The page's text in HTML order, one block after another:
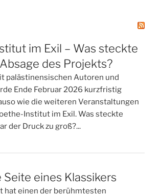
im Exil – Was steckte
des Projekts?
palästinensischen Autoren und
Ende Februar 2026 kurzfristig
wie die weiteren Veranstaltungen
Institut im Exil. Was steckte
der Druck zu groß?...
Seite eines Klassikers
hat einen der berühmtesten